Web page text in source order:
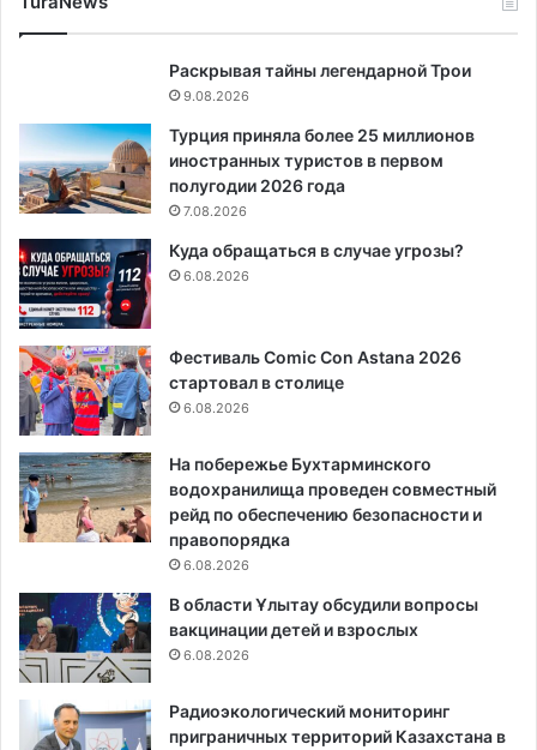
Раскрывая тайны легендарной Трои
9.08.2026
Турция приняла более 25 миллионов
иностранных туристов в первом
полугодии 2026 года
7.08.2026
Куда обращаться в случае угрозы?
6.08.2026
Фестиваль Comic Con Astana 2026
стартовал в столице
6.08.2026
На побережье Бухтарминского
водохранилища проведен совместный
рейд по обеспечению безопасности и
правопорядка
6.08.2026
В области Ұлытау обсудили вопросы
вакцинации детей и взрослых
6.08.2026
Радиоэкологический мониторинг
приграничных территорий Казахстана в